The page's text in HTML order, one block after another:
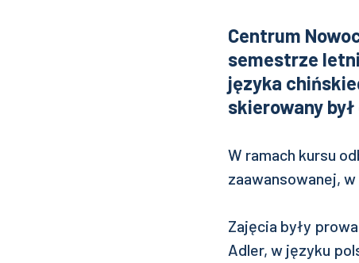
Centrum
semestrze
języka
skierowany
W ramach kursu
zaawansowanej,
Zajęcia były
Adler, w języku